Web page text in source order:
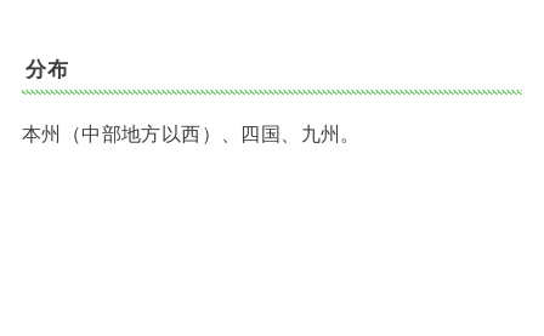
分布
本州（中部地方以西）、四国、九州。